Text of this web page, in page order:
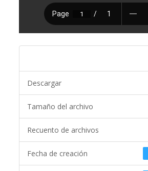
Descargar
Tamaño del archivo
Recuento de archivos
Fecha de creación